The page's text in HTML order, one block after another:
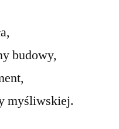
budowy,
myśliwskiej.